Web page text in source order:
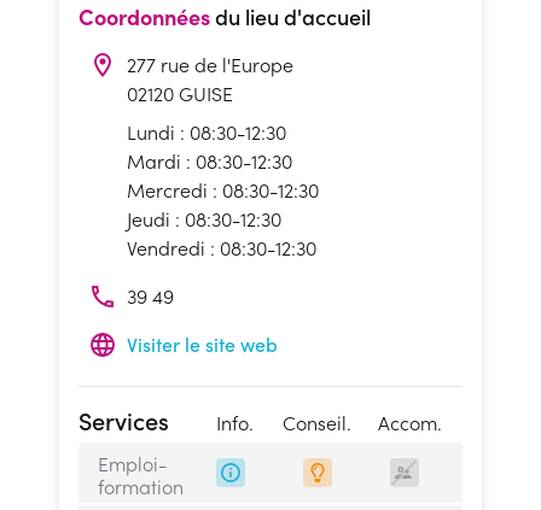
Coordonnéesdu lieu d'accueil
277 rue de l'Europe
02120 GUISE
Lundi : 08:30-12:30
Mardi : 08:30-12:30
Mercredi : 08:30-12:30
Jeudi : 08:30-12:30
Vendredi : 08:30-12:30
39 49
Visiter le site web
Services Info. Conseil.
Accom.
Emploi-
formation